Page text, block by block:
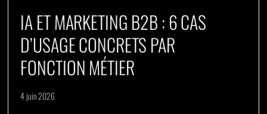
IA ET MARKETING B2B : 6 CAS
D’USAGE CONCRETS PAR
FONCTION MÉTIER
4 juin 2026